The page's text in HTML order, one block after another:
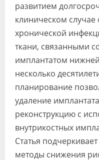
Галерея
Блоги
развитием
клиническом случае
хронической
ткани, связанными
имплантатом
несколько
планирование
удаление
реконструкцию с
внутрикостных
Статья
методы снижения